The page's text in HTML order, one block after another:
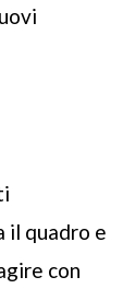
il quadro e
con